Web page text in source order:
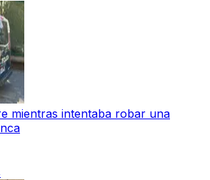
mientras intentaba robar una